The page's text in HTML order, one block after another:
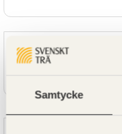
Samtycke